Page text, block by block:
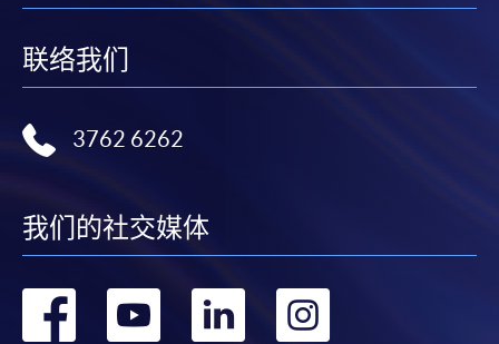
联络我们
3762 6262
我们的社交媒体
转 转 转 转